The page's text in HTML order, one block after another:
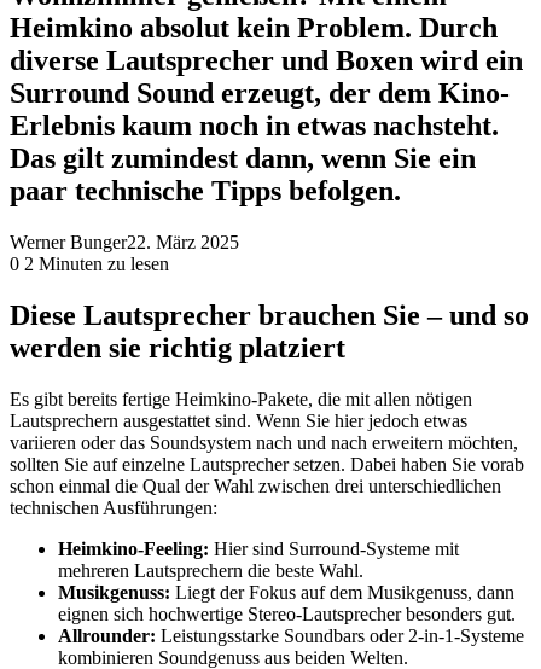
Heimkino absolut kein Problem. Durch
diverse Lautsprecher und Boxen wird ein
Surround Sound erzeugt, der dem Kino-
Erlebnis kaum noch in etwas nachsteht.
Das gilt zumindest dann, wenn Sie ein
paar technische Tipps befolgen.
Werner Bunger22. März 2025
0 2 Minuten zu lesen
Diese Lautsprecher brauchen Sie – und so
werden sie richtig platziert
Es gibt bereits fertige Heimkino-Pakete, die mit allen nötigen
Lautsprechern ausgestattet sind. Wenn Sie hier jedoch etwas
variieren oder das Soundsystem nach und nach erweitern möchten,
sollten Sie auf einzelne Lautsprecher setzen. Dabei haben Sie vorab
schon einmal die Qual der Wahl zwischen drei unterschiedlichen
technischen Ausführungen:
Heimkino-Feeling: Hier sind Surround-Systeme mit
mehreren Lautsprechern die beste Wahl.
Musikgenuss: Liegt der Fokus auf dem Musikgenuss, dann
eignen sich hochwertige Stereo-Lautsprecher besonders gut.
Allrounder: Leistungsstarke Soundbars oder 2-in-1-Systeme
kombinieren Soundgenuss aus beiden Welten.